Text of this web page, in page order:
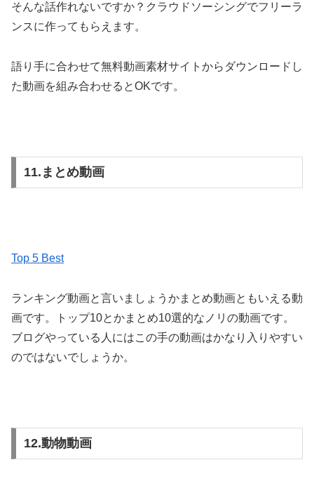
そんな話作れないですか？クラウドソーシングでフリーラ
ンスに作ってもらえます。
語り手に合わせて無料動画素材サイトからダウンロードし
た動画を組み合わせるとOKです。
11.まとめ動画
Top 5 Best
ランキング動画と言いましょうかまとめ動画ともいえる動
画です。トップ10とかまとめ10選的なノリの動画です。
ブログやっている人にはこの手の動画はかなり入りやすい
のではないでしょうか。
12.動物動画